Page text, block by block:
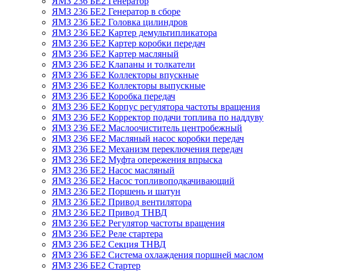
ЯМЗ 236 БЕ2 Генератор в сборе
ЯМЗ 236 БЕ2 Головка цилиндров
ЯМЗ 236 БЕ2 Картер демультипликатора
ЯМЗ 236 БЕ2 Картер коробки передач
ЯМЗ 236 БЕ2 Картер масляный
ЯМЗ 236 БЕ2 Клапаны и толкатели
ЯМЗ 236 БЕ2 Коллекторы впускные
ЯМЗ 236 БЕ2 Коллекторы выпускные
ЯМЗ 236 БЕ2 Коробка передач
ЯМЗ 236 БЕ2 Корпус регулятора частоты вращения
ЯМЗ 236 БЕ2 Корректор подачи топлива по наддуву
ЯМЗ 236 БЕ2 Маслоочиститель центробежный
ЯМЗ 236 БЕ2 Масляный насос коробки передач
ЯМЗ 236 БЕ2 Механизм переключения передач
ЯМЗ 236 БЕ2 Муфта опережения впрыска
ЯМЗ 236 БЕ2 Насос масляный
ЯМЗ 236 БЕ2 Насос топливоподкачивающий
ЯМЗ 236 БЕ2 Поршень и шатун
ЯМЗ 236 БЕ2 Привод вентилятора
ЯМЗ 236 БЕ2 Привод ТНВД
ЯМЗ 236 БЕ2 Регулятор частоты вращения
ЯМЗ 236 БЕ2 Реле стартера
ЯМЗ 236 БЕ2 Секция ТНВД
ЯМЗ 236 БЕ2 Система охлаждения поршней маслом
ЯМЗ 236 БЕ2 Стартер